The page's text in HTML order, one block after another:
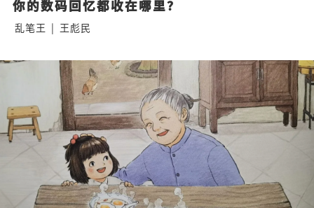
你的数码回忆都收在哪里？
乱笔王 | 王彪民